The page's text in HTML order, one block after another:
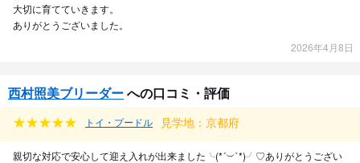
大切に育てていきます。
ありがとうございました。
2026年4月8日
西村照美ブリーダーへの口コミ・評価
トイ・プードル 見学地：京都府
親切な対応で安心して迎え入れが出来ました╰(*´︶`*)╯♡ありがとうござい